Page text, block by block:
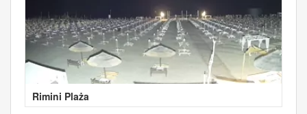
Rimini Plaża